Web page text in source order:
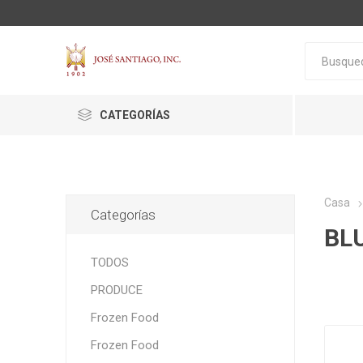
CATEGORÍAS
Casa
Categorías
TODOS
PRODUCE
Frozen Food
Frozen Food